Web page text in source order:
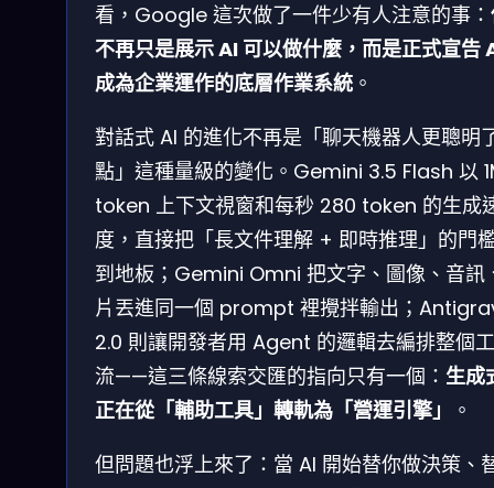
看，Google 這次做了一件少有人注意的事：
不再只是展示 AI 可以做什麼，而是正式宣告
成為企業運作的底層作業系統 。
對話式 AI 的進化不再是「聊天機器人更聰明
點」這種量級的變化。Gemini 3.5 Flash 以
token 上下文視窗和每秒 280 token 的生成
度，直接把「長文件理解 + 即時推理」的門
到地板；Gemini Omni 把文字、圖像、音訊
片丟進同一個 prompt 裡攪拌輸出；
2.0 則讓開發者用 Agent 的邏輯去編排整個
流——這三條線索交匯的指向只有一個： 生成
正在從「輔助工具」轉軌為「營運引擎」
。
但問題也浮上來了：當 AI 開始替你做決策、